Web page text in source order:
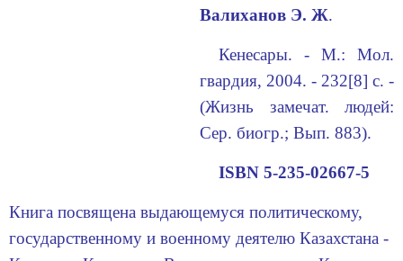
Валиханов Э. Ж.
Кенесары. - М.: Мол.
гвардия, 2004. - 232[8] с. -
(Жизнь замечат. людей:
Сер. биогр.; Вып. 883).
ISBN 5-235-02667-5
Книга посвящена выдающемуся политическому,
государственному и военному деятелю Казахстана -